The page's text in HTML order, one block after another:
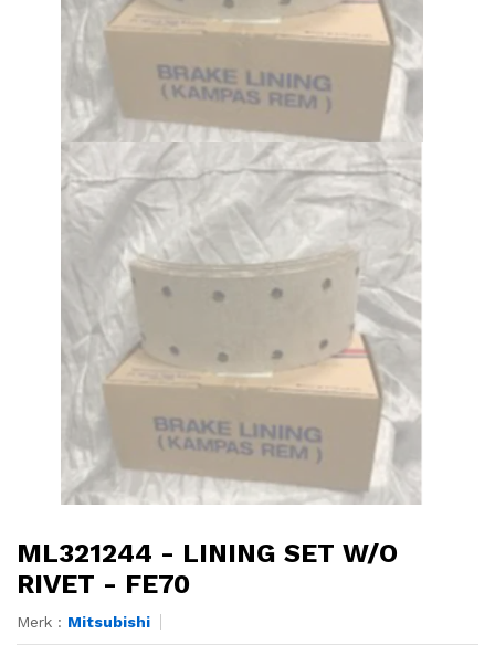
ML321244 - LINING SET W/O
RIVET - FE70
Merk : Mitsubishi